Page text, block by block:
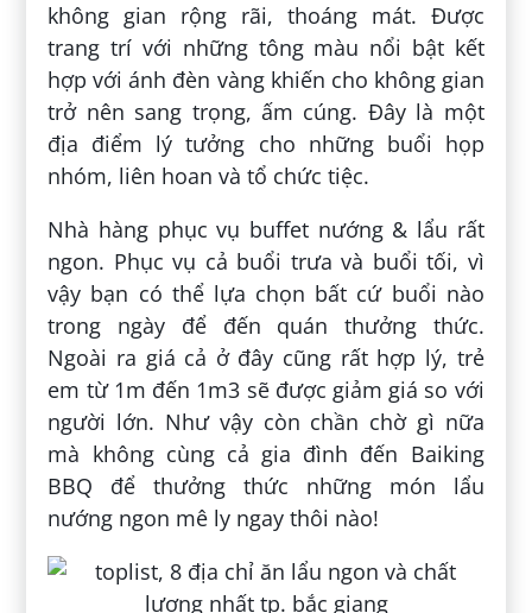
không gian rộng rãi, thoáng mát. Được
trang trí với những tông màu nổi bật kết
hợp với ánh đèn vàng khiến cho không gian
trở nên sang trọng, ấm cúng. Đây là một
địa điểm lý tưởng cho những buổi họp
nhóm, liên hoan và tổ chức tiệc.
Nhà hàng phục vụ buffet nướng & lẩu rất
ngon. Phục vụ cả buổi trưa và buổi tối, vì
vậy bạn có thể lựa chọn bất cứ buổi nào
trong ngày để đến quán thưởng thức.
Ngoài ra giá cả ở đây cũng rất hợp lý, trẻ
em từ 1m đến 1m3 sẽ được giảm giá so với
người lớn. Như vậy còn chần chờ gì nữa
mà không cùng cả gia đình đến Baiking
BBQ để thưởng thức những món lẩu
nướng ngon mê ly ngay thôi nào!